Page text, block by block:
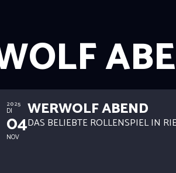
2025
DI
04
NOV
WERWOLF ABEND
DAS BELIEBTE ROLLENSPIEL IN